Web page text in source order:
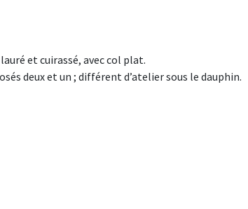
lauré et cuirassé, avec col plat.
deux et un ; différent d’atelier sous le dauphin.